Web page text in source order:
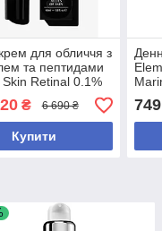
для обличчя з
та пептидами
Retinal 0.1%
Repair Night
мл
₴ 6 690 ₴
Купити
749